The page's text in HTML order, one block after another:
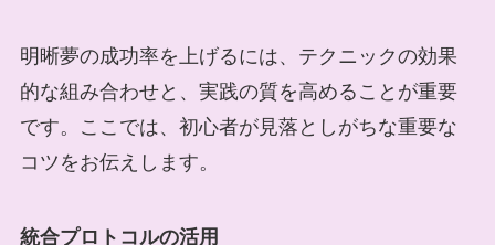
明晰夢の成功率を上げるには、テクニックの効果
的な組み合わせと、実践の質を高めることが重要
です。ここでは、初心者が見落としがちな重要な
コツをお伝えします。
統合プロトコルの活用